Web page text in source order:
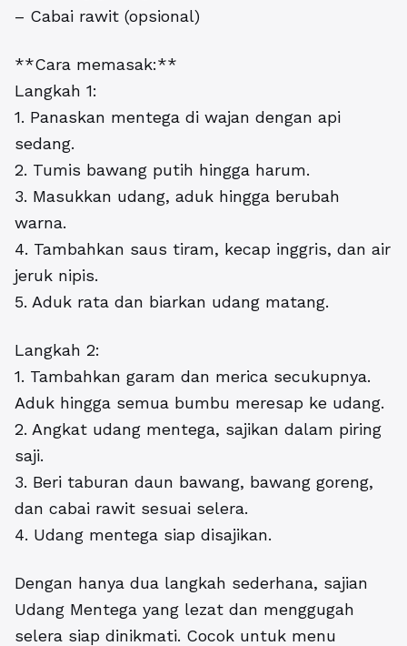
– Cabai rawit (opsional)
**Cara memasak:**
Langkah 1:
1. Panaskan mentega di wajan dengan api
sedang.
2. Tumis bawang putih hingga harum.
3. Masukkan udang, aduk hingga berubah
warna.
4. Tambahkan saus tiram, kecap inggris, dan air
jeruk nipis.
5. Aduk rata dan biarkan udang matang.
Langkah 2:
1. Tambahkan garam dan merica secukupnya.
Aduk hingga semua bumbu meresap ke udang.
2. Angkat udang mentega, sajikan dalam piring
saji.
3. Beri taburan daun bawang, bawang goreng,
dan cabai rawit sesuai selera.
4. Udang mentega siap disajikan.
Dengan hanya dua langkah sederhana, sajian
Udang Mentega yang lezat dan menggugah
selera siap dinikmati. Cocok untuk menu